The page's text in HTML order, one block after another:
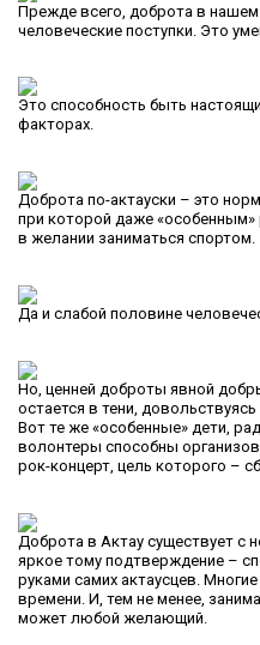
Прежде всего, доброта в
человеческие поступки. Это
Это способность быть
факторах.
Доброта по-актауски – это
при которой даже
в желании заниматься спортом.
Да и слабой половине
Но, ценней доброты явной
остается в тени,
Вот те же «особенные» дети,
волонтеры способны
рок-концерт, цель которого –
Доброта в Актау существует с
яркое тому подтверждение –
руками самих актаусцев.
времени. И, тем не менее,
может любой желающий.